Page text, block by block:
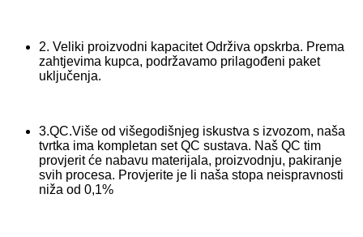
2. Veliki proizvodni kapacitet Održiva opskrba. Prema
zahtjevima kupca, podržavamo prilagođeni paket
uključenja.
3.QC.Više od višegodišnjeg iskustva s izvozom, naša
tvrtka ima kompletan set QC sustava. Naš QC tim
provjerit će nabavu materijala, proizvodnju, pakiranje
svih procesa. Provjerite je li naša stopa neispravnosti
niža od 0,1%